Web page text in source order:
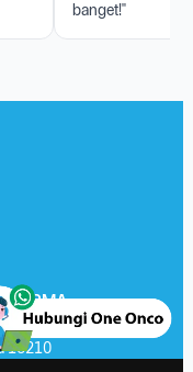
banget!"
FARMA
Putih, Kec. Pulo
13210